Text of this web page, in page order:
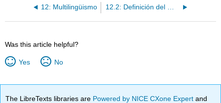
12: Multilingüismo 12.2: Definición del multilingüismo
Was this article helpful?
Yes No
The LibreTexts libraries are Powered by NICE CXone Expertand